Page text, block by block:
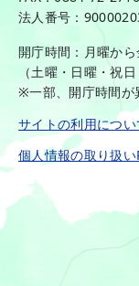
法人番号：
開庁時間：月曜か
（土曜・日曜・祝
※一部、開庁時間が
サイトの利用につ
個人情報の取り扱い